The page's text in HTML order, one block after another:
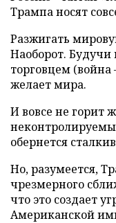
Трампа носят
Разжигать
Наоборот.
торговцем (война
желает мира.
И вовсе не горит
обернется
Но, разумеется,
чрезмерного
что это создает
Американской